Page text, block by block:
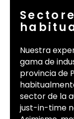
Nuestra
gama de
provincia de
sector de la
just-in-time